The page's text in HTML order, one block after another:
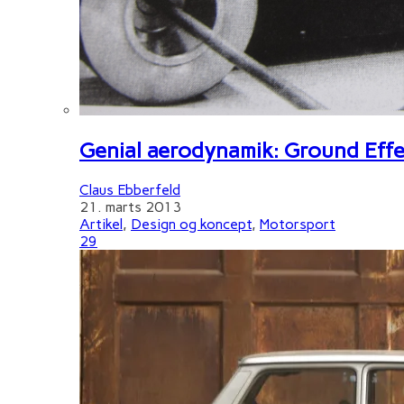
Genial aerodynamik: Ground
Claus Ebberfeld
21. marts 2013
Artikel, Design og koncept, Motorsport
29